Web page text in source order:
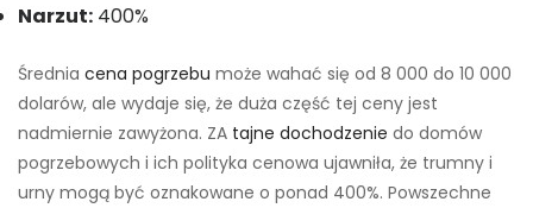
Narzut: 400%
Średnia cena pogrzebu może wahać się od 8 000 do 10 000
dolarów, ale wydaje się, że duża część tej ceny jest
nadmiernie zawyżona. ZA tajne dochodzenie do domów
pogrzebowych i ich polityka cenowa ujawniła, że ​​trumny i
urny mogą być oznakowane o ponad 400%. Powszechne